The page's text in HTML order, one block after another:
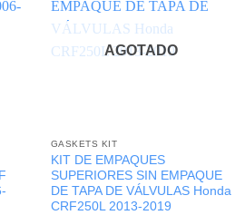
AGOTADO
GASKETS KIT
KIT DE EMPAQUES
SUPERIORES SIN EMPAQUE
DE TAPA DE VÁLVULAS Honda
CRF250L 2013-2019